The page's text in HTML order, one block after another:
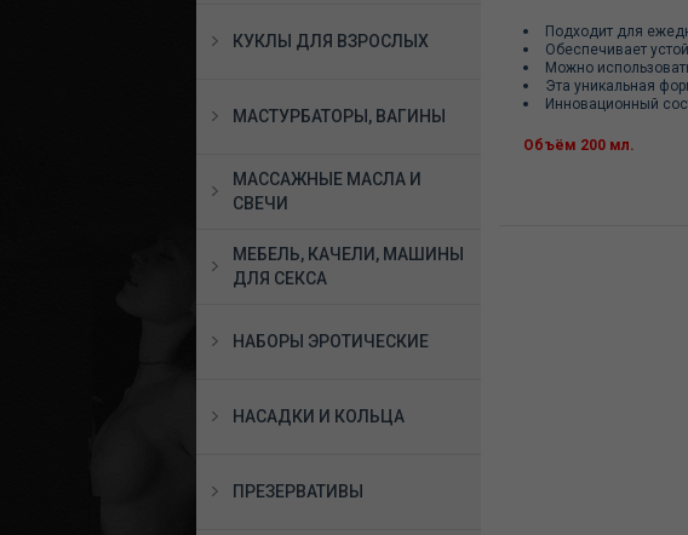
КУКЛЫ ДЛЯ ВЗРОСЛЫХ
МАСТУРБАТОРЫ, ВАГИНЫ
МАССАЖНЫЕ МАСЛА И
СВЕЧИ
МЕБЕЛЬ, КАЧЕЛИ, МАШИНЫ
ДЛЯ СЕКСА
НАБОРЫ ЭРОТИЧЕСКИЕ
НАСАДКИ И КОЛЬЦА
ПРЕЗЕРВАТИВЫ
Подходит для
Обеспечивает
Можно
Эта уникальная
Инновационный
Объём 200 мл.